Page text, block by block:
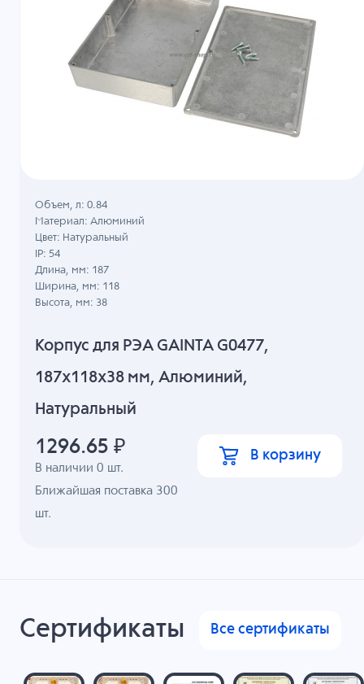
Корпус для РЭА GAINTA G0477,
187x118x38 мм, Алюминий,
Натуральный
В наличии0 шт.
Ближайшая поставка 300
шт.
Объем, л: 0.84
Материал: Алюминий
Цвет: Натуральный
IP: 54
Длина, мм: 187
Ширина, мм: 118
Высота, мм: 38
1296.65 ₽ В корзину
Сертификаты Все сертификаты